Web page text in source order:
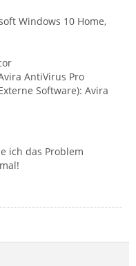
Windows 10 Home,
AntiVirus Pro
Software): Avira
ich das Problem